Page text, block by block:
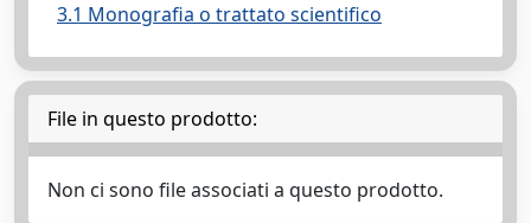
3.1 Monografia o trattato scientifico
File in questo prodotto:
Non ci sono file associati a questo prodotto.